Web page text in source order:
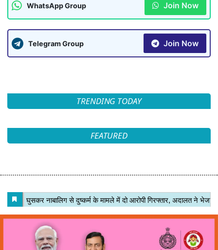
WhatsApp Group Join Now
Telegram Group Join Now
TRENDING TODAY
FEATURED